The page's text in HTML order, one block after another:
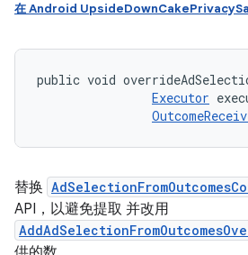
在 Android
public void
Executor
替换
API，以避免提取 并改用